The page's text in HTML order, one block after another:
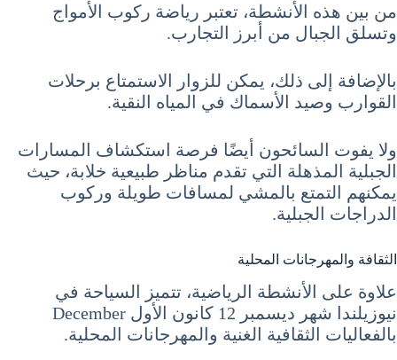
من بين هذه الأنشطة، تعتبر رياضة ركوب الأمواج
وتسلق الجبال من أبرز التجارب.
بالإضافة إلى ذلك، يمكن للزوار الاستمتاع برحلات
القوارب وصيد الأسماك في المياه النقية.
ولا يفوت السائحون أيضًا فرصة استكشاف المسارات
الجبلية المذهلة التي تقدم مناظر طبيعية خلابة، حيث
يمكنهم التمتع بالمشي لمسافات طويلة وركوب
الدراجات الجبلية.
الثقافة والمهرجانات المحلية
علاوة على الأنشطة الرياضية، تتميز السياحة في
نيوزيلندا شهر ديسمبر 12 كانون الأول December
بالفعاليات الثقافية الغنية والمهرجانات المحلية.